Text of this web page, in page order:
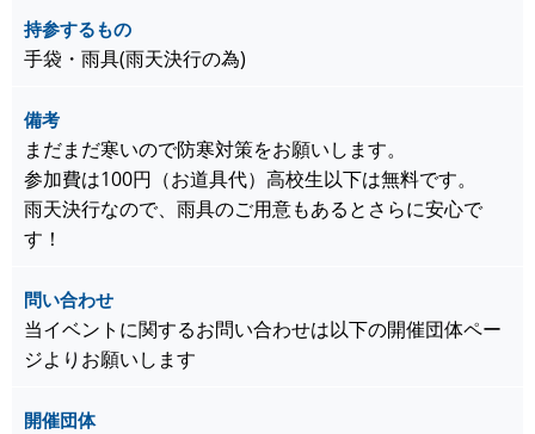
持参するもの
手袋・雨具(雨天決行の為)
備考
まだまだ寒いので防寒対策をお願いします。
参加費は100円（お道具代）高校生以下は無料です。
雨天決行なので、雨具のご用意もあるとさらに安心で
す！
問い合わせ
当イベントに関するお問い合わせは以下の開催団体ペー
ジよりお願いします
開催団体